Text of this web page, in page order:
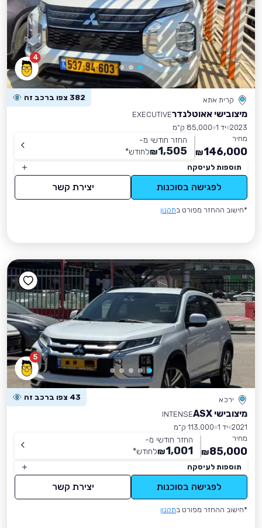
4
קרית אתא 382 צפו ברכב זה
מיצובישי אאוטלנדרEXECUTIVE
2023 יד 1
85,000 ק״מ
מחיר
146,000
₪
החזר חודשי מ-
1,505
₪לחודש*
תוספות לעיסקה
לפגישה בסוכנות יצירת קשר
*חישוב ההחזר מפורט בתקנון
5
ירכא 43 צפו ברכב זה
מיצובישי ASX
INTENSE
2021 יד 1
113,000 ק״מ
מחיר
85,000
₪
החזר חודשי מ-
1,001
₪לחודש*
תוספות לעיסקה
לפגישה בסוכנות יצירת קשר
*חישוב ההחזר מפורט בתקנון